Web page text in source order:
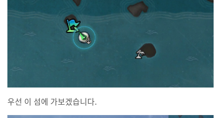
우선 이 섬에 가보겠습니다.